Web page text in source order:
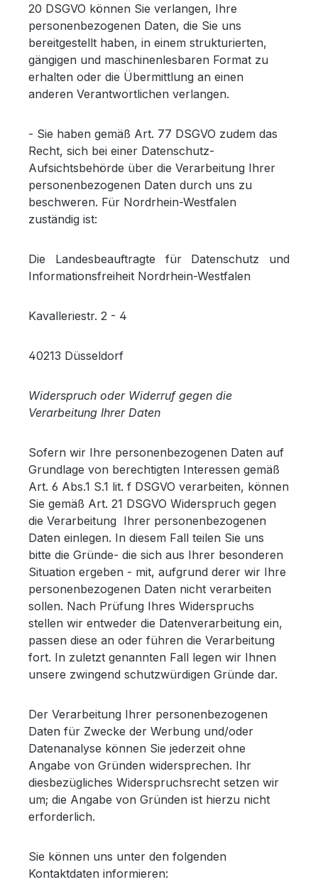
20 DSGVO können Sie verlangen, Ihre
personenbezogenen Daten, die Sie uns
bereitgestellt haben, in einem strukturierten,
gängigen und maschinenlesbaren Format zu
erhalten oder die Übermittlung an einen
anderen Verantwortlichen verlangen.
- Sie haben gemäß Art. 77 DSGVO zudem das
Recht, sich bei einer Datenschutz-
Aufsichtsbehörde über die Verarbeitung Ihrer
personenbezogenen Daten durch uns zu
beschweren. Für Nordrhein-Westfalen
zuständig ist:
Die Landesbeauftragte für Datenschutz und
Informationsfreiheit Nordrhein-Westfalen
Kavalleriestr. 2 - 4
40213 Düsseldorf
Widerspruch oder Widerruf gegen die
Verarbeitung Ihrer Daten
Sofern wir Ihre personenbezogenen Daten auf
Grundlage von berechtigten Interessen gemäß
Art. 6 Abs.1 S.1 lit. f DSGVO verarbeiten, können
Sie gemäß Art. 21 DSGVO Widerspruch gegen
die Verarbeitung Ihrer personenbezogenen
Daten einlegen. In diesem Fall teilen Sie uns
bitte die Gründe- die sich aus Ihrer besonderen
Situation ergeben - mit, aufgrund derer wir Ihre
personenbezogenen Daten nicht verarbeiten
sollen. Nach Prüfung Ihres Widerspruchs
stellen wir entweder die Datenverarbeitung ein,
passen diese an oder führen die Verarbeitung
fort. In zuletzt genannten Fall legen wir Ihnen
unsere zwingend schutzwürdigen Gründe dar.
Der Verarbeitung Ihrer personenbezogenen
Daten für Zwecke der Werbung und/oder
Datenanalyse können Sie jederzeit ohne
Angabe von Gründen widersprechen. Ihr
diesbezügliches Widerspruchsrecht setzen wir
um; die Angabe von Gründen ist hierzu nicht
erforderlich.
Sie können uns unter den folgenden
Kontaktdaten informieren: